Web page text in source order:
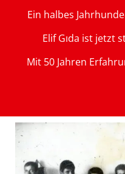
Ein halbes
Elif Gıda ist jetzt
Mit 50 Jahren